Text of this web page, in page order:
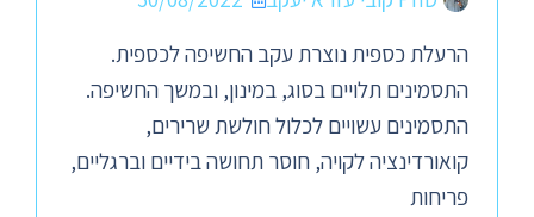
הרעלת כספית נוצרת עקב החשיפה לכספית.
התסמינים תלויים בסוג, במינון, ובמשך החשיפה.
התסמינים עשויים לכלול חולשת שרירים,
קואורדינציה לקויה, חוסר תחושה בידיים וברגליים,
פריחות